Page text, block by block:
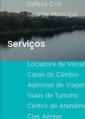
Defesa Civil
Guarda Municipal
Serviços
Locadora de
Casas de Câmbio
Agências de
Guias de Turismo
Centro de
Cias Aéreas